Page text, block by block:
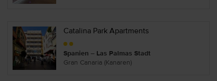
Catalina Park Apartments
Spanien – Las Palmas Stadt
Gran Canaria (Kanaren)